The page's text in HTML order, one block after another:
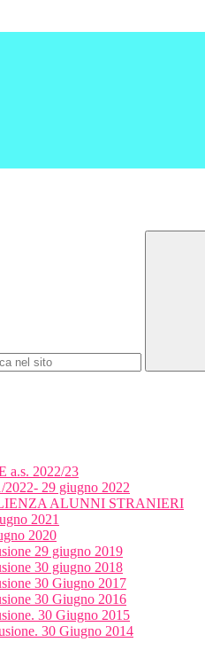
a.s. 2022/23
2022- 29 giugno 2022
ALUNNI STRANIERI
2021
2020
29 giugno 2019
30 giugno 2018
30 Giugno 2017
30 Giugno 2016
30 Giugno 2015
30 Giugno 2014